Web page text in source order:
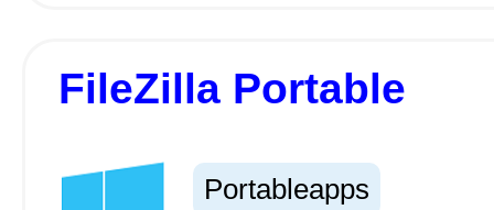
FileZilla Portable
Portableapps